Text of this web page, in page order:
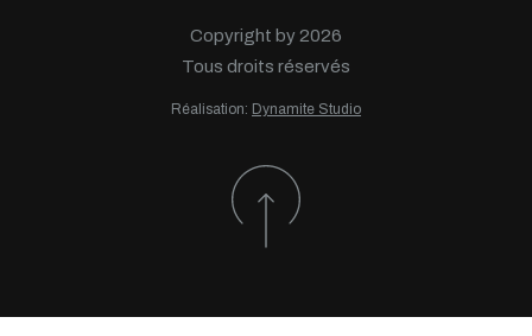
Copyright by 2026
Tous droits réservés
Réalisation: Dynamite Studio